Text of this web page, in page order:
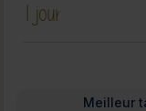
1 jour
Meilleur